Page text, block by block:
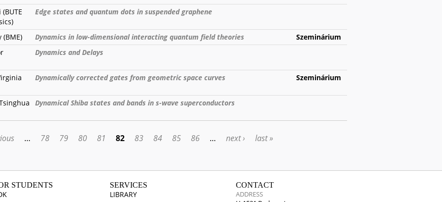
Edge states and quantum dots in suspended graphene
(BME) Dynamics in low-dimensional interacting quantum field theories
Szeminárium
Dynamics and Delays
Dynamically corrected gates from geometric space curves Szeminárium
Dynamical Shiba states and bands in s-wave superconductors
… 78 79 80 81 82 83 84 85 86 … next › last »
STUDENTS SERVICES
LIBRARY
CONTACT
ADDRESS